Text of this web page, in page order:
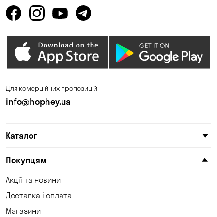
Горенка
Дніпро Зазим’є
Кам'янське
Корсунці
Коцюбинське
Для комерційних пропозицій
info@hophey.ua
Каталог
Покупцям
Акції та новини
Доставка і оплата
Магазини